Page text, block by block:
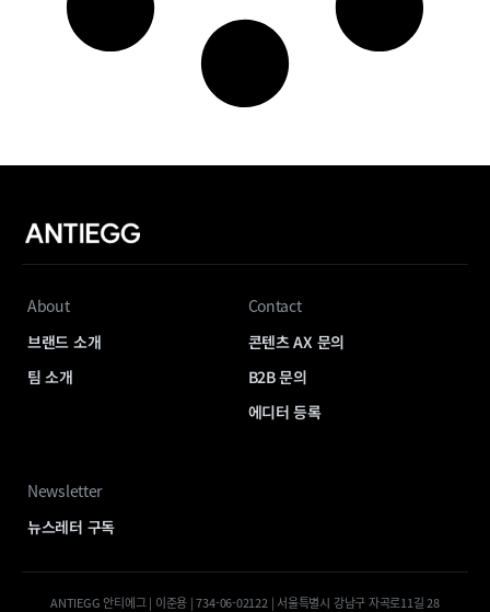
About
브랜드 소개
팀 소개
Contact
콘텐츠 AX 문의
B2B 문의
에디터 등록
Newsletter
뉴스레터 구독
ANTIEGG 안티에그 | 이준용 | 734-06-02122 | 서울특별시 강남구 자곡로11길 28